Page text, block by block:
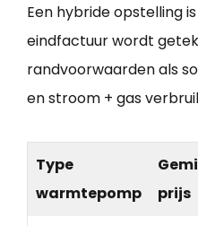
Een hybride opstelling
eindfactuur wordt
randvoorwaarden als
en stroom + gas
Type
warmtepomp
prijs